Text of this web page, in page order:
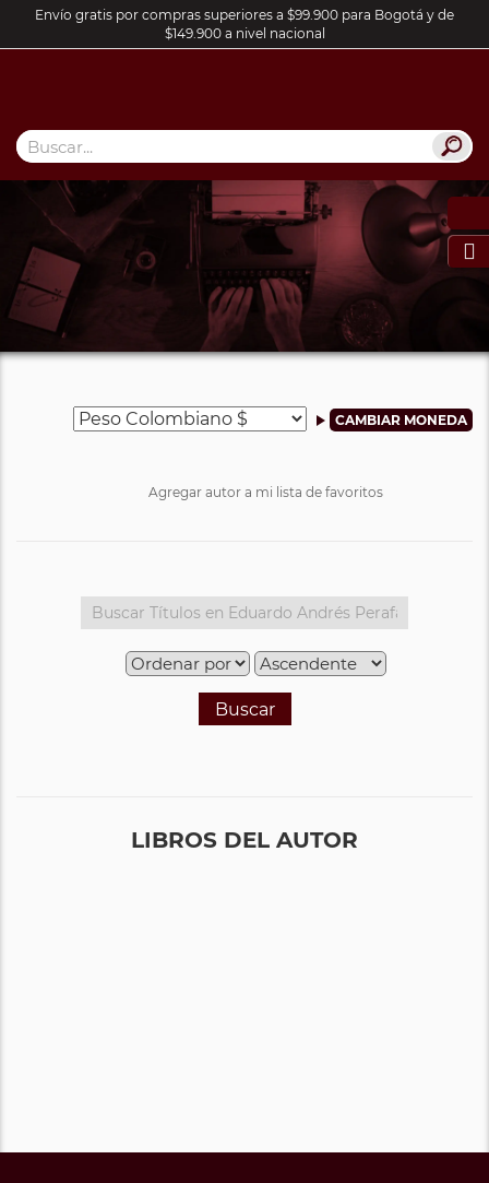
Envío gratis por compras superiores a $99.900 para Bogotá y de
$149.900 a nivel nacional

Agregar autor a mi lista de favoritos
Buscar
LIBROS DEL AUTOR